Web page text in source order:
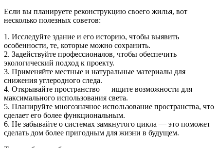
Если вы планируете реконструкцию своего жилья, вот
несколько полезных советов:
1. Исследуйте здание и его историю, чтобы выявить
особенности, те, которые можно сохранить.
2. Задействуйте профессионалов, чтобы обеспечить
экологический подход к проекту.
3. Применяйте местные и натуральные материалы для
снижения углеродного следа.
4. Открывайте пространство — ищите возможности для
максимального использования света.
5. Планируйте многозначное использование пространства, что
сделает его более функциональным.
6. Не забывайте о системах замкнутого цикла — это поможет
сделать дом более пригодным для жизни в будущем.